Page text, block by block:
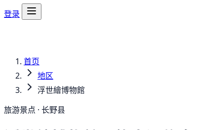
登录
首页
地区
浮世繪博物館
旅游景点 · 长野县